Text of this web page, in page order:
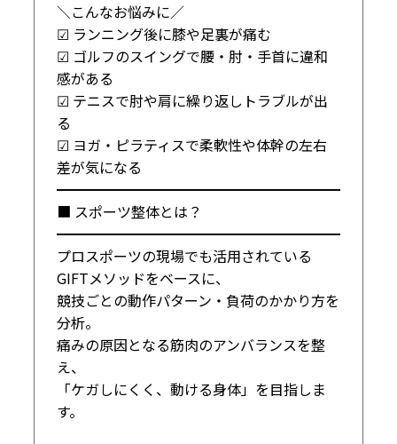
＼こんなお悩みに／
☑ ランニング後に膝や足裏が痛む
☑ ゴルフのスイングで腰・肘・手首に違和
感がある
☑ テニスで肘や肩に繰り返しトラブルが出
る
☑ ヨガ・ピラティスで柔軟性や体幹の左右
差が気になる
━━━━━━━━━━━━━━━━━━━━
■ スポーツ整体とは？
━━━━━━━━━━━━━━━━━━━━
プロスポーツの現場でも活用されている
GIFTメソッドをベースに、
競技ごとの動作パターン・負荷のかかり方を
分析。
痛みの原因となる筋肉のアンバランスを整
え、
「ケガしにくく、動ける身体」を目指しま
す。